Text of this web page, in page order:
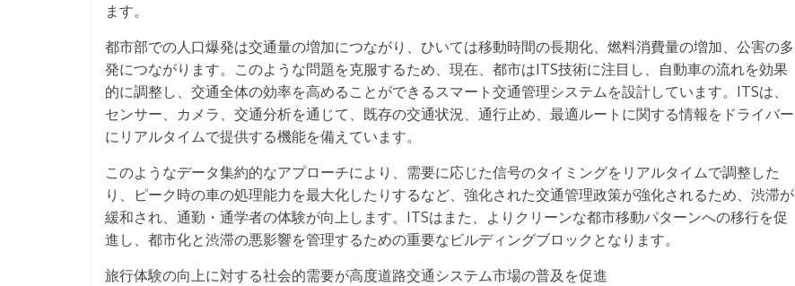
ます。
都市部での人口爆発は交通量の増加につながり、ひいては移動時間の長期化、燃料消費量の増加、公害の多
発につながります。このような問題を克服するため、現在、都市はITS技術に注目し、自動車の流れを効果
的に調整し、交通全体の効率を高めることができるスマート交通管理システムを設計しています。ITSは、
センサー、カメラ、交通分析を通じて、既存の交通状況、通行止め、最適ルートに関する情報をドライバー
にリアルタイムで提供する機能を備えています。
このようなデータ集約的なアプローチにより、需要に応じた信号のタイミングをリアルタイムで調整した
り、ピーク時の車の処理能力を最大化したりするなど、強化された交通管理政策が強化されるため、渋滞が
緩和され、通勤・通学者の体験が向上します。ITSはまた、よりクリーンな都市移動パターンへの移行を促
進し、都市化と渋滞の悪影響を管理するための重要なビルディングブロックとなります。
旅行体験の向上に対する社会的需要が高度道路交通システム市場の普及を促進